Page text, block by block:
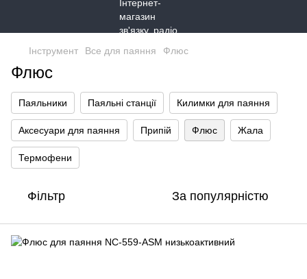
Інструмент Все для паяння Флюс
Флюс
Паяльники Паяльні станції Килимки для паяння
Аксесуари для паяння Припій Флюс Жала
Термофени
Фільтр За популярністю